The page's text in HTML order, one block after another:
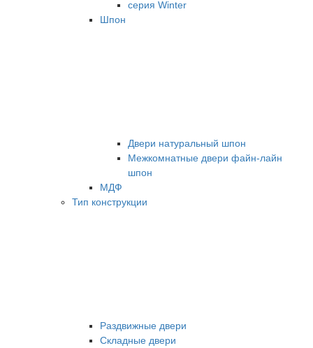
серия Winter
Шпон
Двери натуральный шпон
Межкомнатные двери файн-лайн
шпон
МДФ
Тип конструкции
Раздвижные двери
Складные двери